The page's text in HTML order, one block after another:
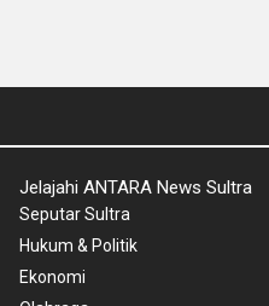
Seputar Sultra
Hukum & Politik
Ekonomi
Olahraga